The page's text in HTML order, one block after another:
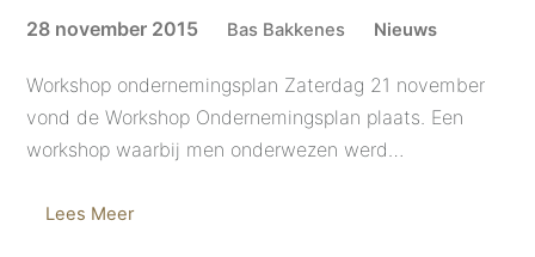
28 november 2015 Bas Bakkenes Nieuws
Workshop ondernemingsplan Zaterdag 21 november
vond de Workshop Ondernemingsplan plaats. Een
workshop waarbij men onderwezen werd…
Lees Meer